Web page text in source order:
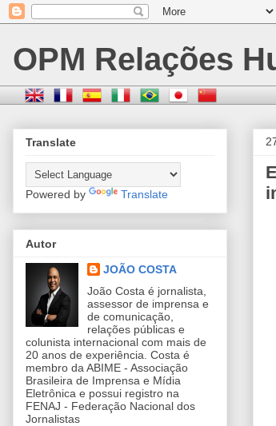
OPM Relações
Translate
Powered by Translate
Autor
JOÃO COSTA
João Costa é jornalista,
assessor de imprensa e
de comunicação,
relações públicas e
colunista internacional com mais de
20 anos de experiência. Costa é
membro da ABIME - Associação
Brasileira de Imprensa e Mídia
Eletrônica e possui registro na
FENAJ - Federação Nacional dos
Jornalistas